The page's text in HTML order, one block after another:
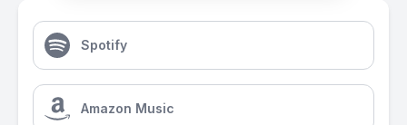
Spotify
Amazon Music